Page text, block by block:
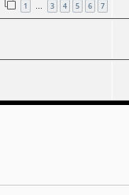
1 … 3 4 5 6 7